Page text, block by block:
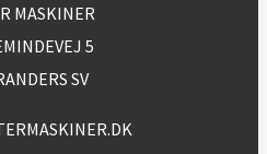
MASKINER
5
SV